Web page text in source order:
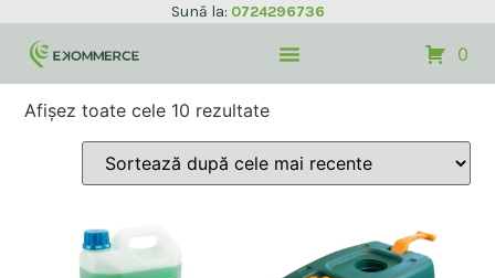
Sună la: 0724296736
0
Afișez toate cele 10 rezultate